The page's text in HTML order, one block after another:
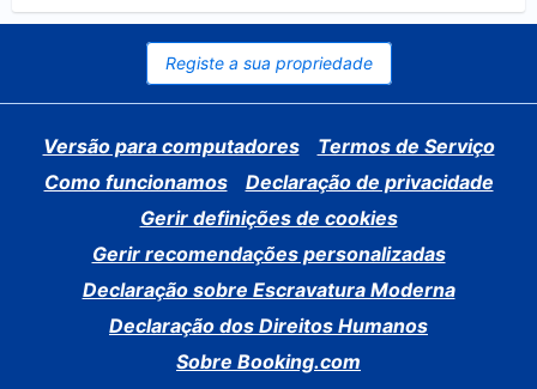
Registe a sua propriedade
Versão para computadores
Termos de Serviço
Como funcionamos
Declaração de privacidade
Gerir definições de cookies
Gerir recomendações personalizadas
Declaração sobre Escravatura Moderna
Declaração dos Direitos Humanos
Sobre Booking.com